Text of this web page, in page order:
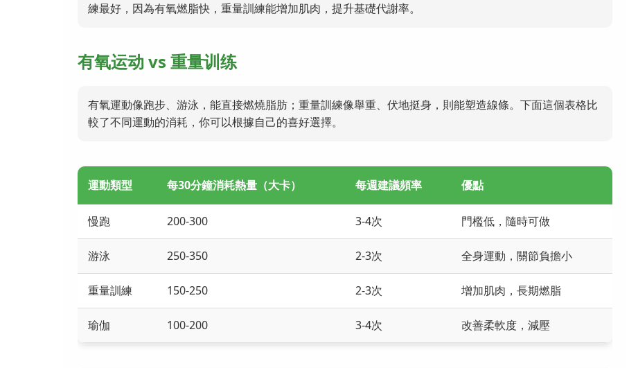
練最好，因為有氧燃脂快，重量訓練能增加肌肉，提升基礎代謝率。
有氧运动 vs 重量训练
有氧運動像跑步、游泳，能直接燃燒脂肪；重量訓練像舉重、伏地挺身，則能塑造線條。下面這個表格比
較了不同運動的消耗，你可以根據自己的喜好選擇。
運動類型 每30分鐘消耗熱量（大卡） 每週建議頻率 優點
慢跑 200-300 3-4次 門檻低，隨時可做
游泳 250-350 2-3次 全身運動，關節負擔小
重量訓練 150-250 2-3次 增加肌肉，長期燃脂
瑜伽 100-200 3-4次 改善柔軟度，減壓